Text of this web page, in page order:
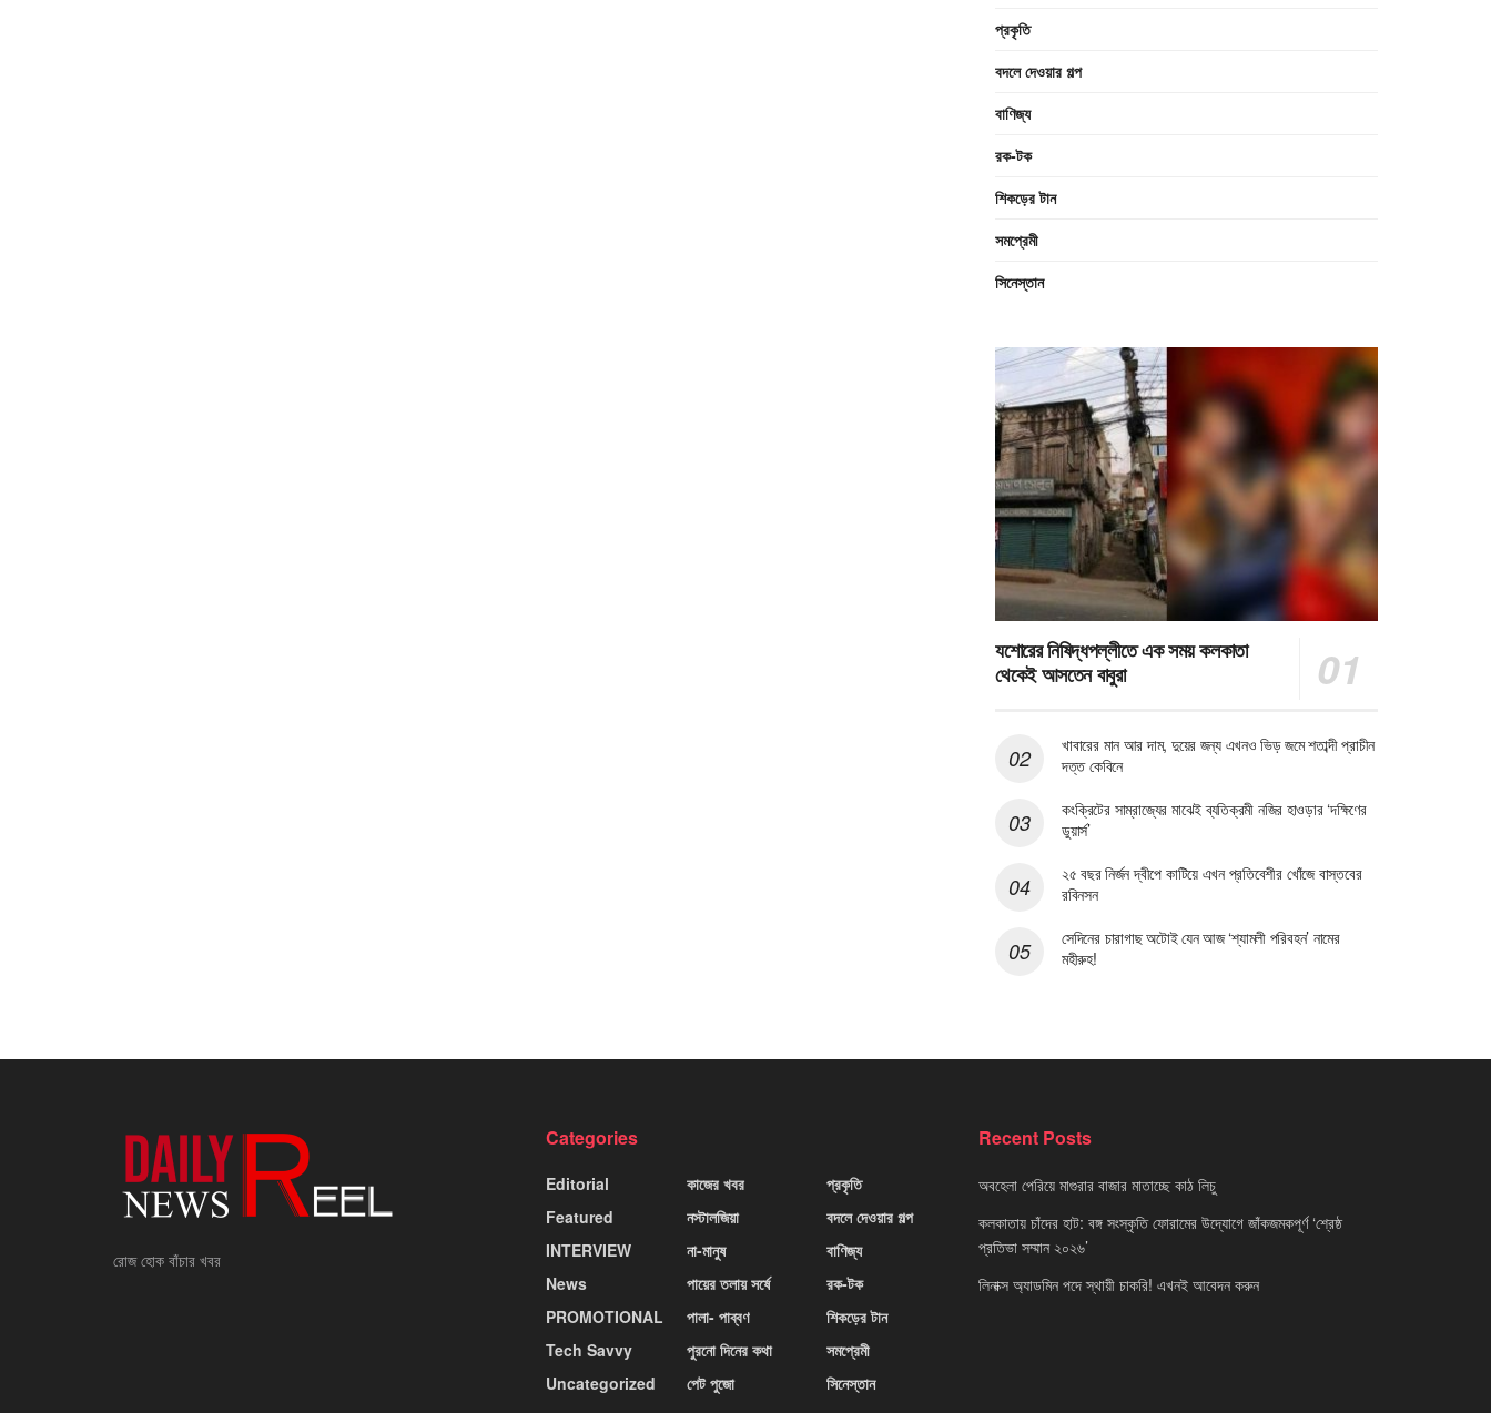
প্রকৃতি
বদলে দেওয়ার গল্প
বাণিজ্য
রক-টক
শিকড়ের টান
সমপ্রেমী
সিনেস্তান
যশোরের নিষিদ্ধপল্লীতে এক সময় কলকাতা
থেকেই আসতেন বাবুরা
খাবারের মান আর দাম, দুয়ের জন্য এখনও ভিড় জমে শতাব্দী প্রাচীন
দত্ত কেবিনে
কংক্রিটের সাম্রাজ্যের মাঝেই ব্যতিক্রমী নজির হাওড়ার ‘দক্ষিণের
ডুয়ার্স’
২৫ বছর নির্জন দ্বীপে কাটিয়ে এখন প্রতিবেশীর খোঁজে বাস্তবের
রবিনসন
সেদিনের চারাগাছ অটোই যেন আজ ‘শ্যামলী পরিবহন’ নামের
মহীরুহ!
রোজ হোক বাঁচার খবর
Categories
Editorial
Featured
INTERVIEW
News
PROMOTIONAL
Tech Savvy
Uncategorized
কাজের খবর
নস্টালজিয়া
না-মানুষ
পায়ের তলায় সর্ষে
পালা- পাব্বণ
পুরনো দিনের কথা
পেট পুজো
প্রকৃতি
বদলে দেওয়ার গল্প
বাণিজ্য
রক-টক
শিকড়ের টান
সমপ্রেমী
সিনেস্তান
Recent Posts
অবহেলা পেরিয়ে মাগুরার বাজার মাতাচ্ছে কাঠ লিচু
কলকাতায় চাঁদের হাট: বঙ্গ সংস্কৃতি ফোরামের উদ্যোগে জাঁকজমকপূর্ণ ‘শ্রেষ্ঠ
প্রতিভা সম্মান ২০২৬’
লিনাক্স অ্যাডমিন পদে স্থায়ী চাকরি! এখনই আবেদন করুন